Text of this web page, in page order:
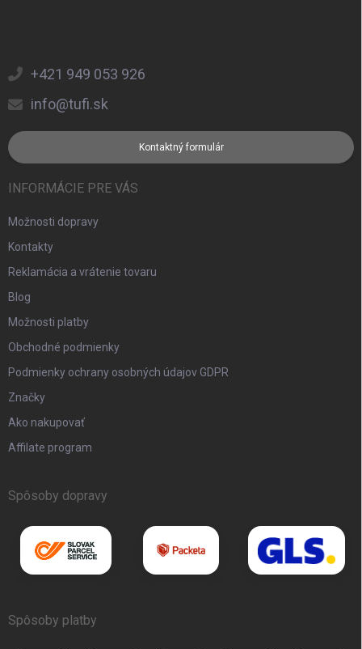
+421 949 053 926
info@tufi.sk
Kontaktný formulár
INFORMÁCIE PRE VÁS
Možnosti dopravy
Kontakty
Reklamácia a vrátenie tovaru
Blog
Možnosti platby
Obchodné podmienky
Podmienky ochrany osobných údajov GDPR
Značky
Ako nakupovať
Affilate program
Spôsoby dopravy
Spôsoby platby